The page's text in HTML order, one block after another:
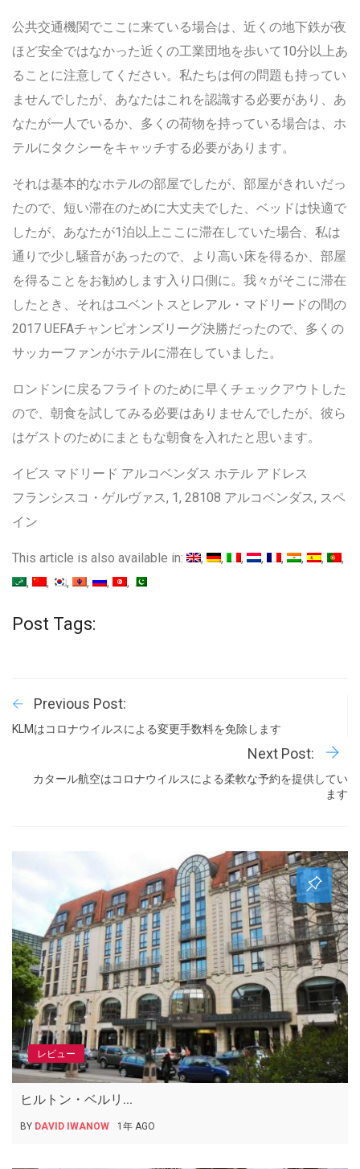
公共交通機関でここに来ている場合は、近くの地下鉄が夜
ほど安全ではなかった近くの工業団地を歩いて10分以上あ
ることに注意してください。私たちは何の問題も持ってい
ませんでしたが、あなたはこれを認識する必要があり、あ
なたが一人でいるか、多くの荷物を持っている場合は、ホ
テルにタクシーをキャッチする必要があります。
それは基本的なホテルの部屋でしたが、部屋がきれいだっ
たので、短い滞在のために大丈夫でした、ベッドは快適で
したが、あなたが1泊以上ここに滞在していた場合、私は
通りで少し騒音があったので、より高い床を得るか、部屋
を得ることをお勧めします入り口側に。我々がそこに滞在
したとき、それはユベントスとレアル・マドリードの間の
2017 UEFAチャンピオンズリーグ決勝だったので、多くの
サッカーファンがホテルに滞在していました。
ロンドンに戻るフライトのために早くチェックアウトした
ので、朝食を試してみる必要はありませんでしたが、彼ら
はゲストのためにまともな朝食を入れたと思います。
イビス マドリード アルコベンダス ホテル アドレス
フランシスコ・ゲルヴァス, 1, 28108 アルコベンダス, スペ
イン
This article is also available in:
Post Tags:
Previous Post:
KLMはコロナウイルスによる変更手数料を免除します
Next Post:
カタール航空はコロナウイルスによる柔軟な予約を提供してい
ます
レビュー
ヒルトン・ベルリ...
BY DAVID IWANOW 1年 AGO